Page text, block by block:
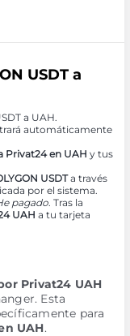
USDT a
a UAH.
automáticamente
Privat24 en UAH y tus
USDTa través
por el sistema.
pagado. Tras la
UAH a tu tarjeta
Privat24 UAH
Esta
para
UAH.